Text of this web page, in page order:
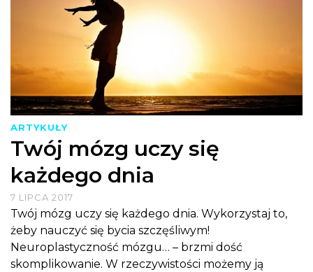
ARTYKUŁY
Twój mózg uczy się
każdego dnia
7 LIPCA 2017
Twój mózg uczy się każdego dnia. Wykorzystaj to,
żeby nauczyć się bycia szczęśliwym!
Neuroplastyczność mózgu… – brzmi dość
skomplikowanie. W rzeczywistości możemy ją